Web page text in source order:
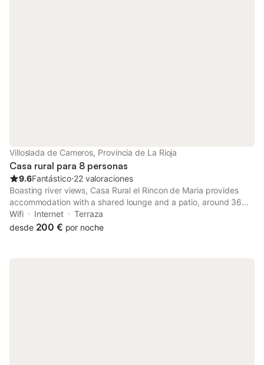
Villoslada de Cameros, Provincia de La Rioja
Casa rural para 8 personas
9.6Fantástico⋅22 valoraciones
Boasting river views, Casa Rural el Rincon de Maria provides
accommodation with a shared lounge and a patio, around 36
km from Urbión Black Lagoon. This property offers access to a
balcony, free private parking and free WiFi.
Wifi Internet
Terraza
desde 200 € por noche